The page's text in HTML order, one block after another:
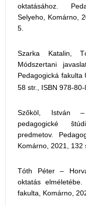
oktatásához.
Selyeho, Komárno,
5.
Szarka Katalin,
Módszertani
Pedagogická fakulta
58 str., ISBN 978-80-
Szőköl, István –
pedagogické
predmetov.
Komárno, 2021, 132
Tóth Péter –
oktatás
fakulta, Komárno,